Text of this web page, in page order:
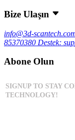
Bize Ulaşın
info@3d-
85370380 Destek:
Abone Olun